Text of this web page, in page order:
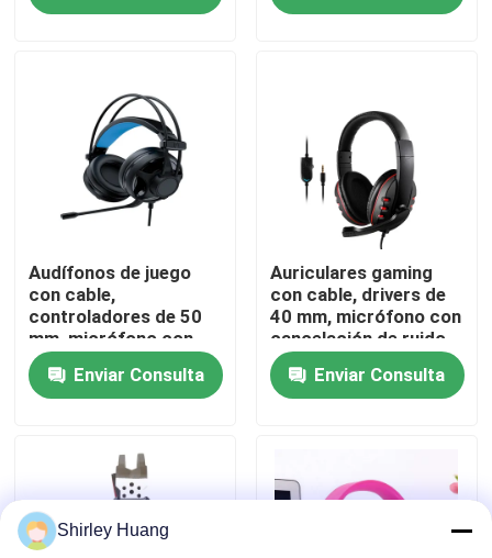
Recorrido por la fábrica
Control de calidad
Contacta con nosotros
Noticias
Solicitar una cita
Teclado y ratón atados con alambre de ordenador
Audífonos de juego
con cable,
controladores de 50
mm, micrófono con
cancelación de ruido,
cable de 2 m.
Enviar Consulta
Auriculares gaming
con cable, drivers de
40 mm, micrófono con
cancelación de ruido,
doble jack de 3,5 mm
+ USB, cable de 2 m
Enviar Consulta
Shirley Huang